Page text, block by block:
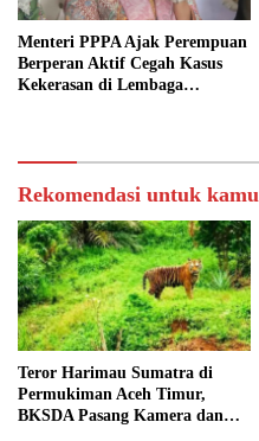
Menteri PPPA Ajak Perempuan
Berperan Aktif Cegah Kasus
Kekerasan di Lembaga
Rekomendasi untuk kamu
Teror Harimau Sumatra di
Permukiman Aceh Timur,
BKSDA Pasang Kamera dan